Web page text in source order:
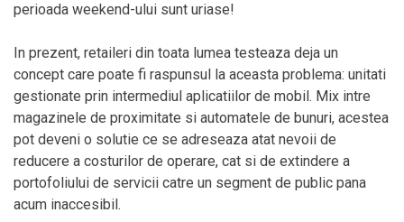
perioada weekend-ului sunt uriase!
In prezent, retaileri din toata lumea testeaza deja un
concept care poate fi raspunsul la aceasta problema: unitati
gestionate prin intermediul aplicatiilor de mobil. Mix intre
magazinele de proximitate si automatele de bunuri, acestea
pot deveni o solutie ce se adreseaza atat nevoii de
reducere a costurilor de operare, cat si de extindere a
portofoliului de servicii catre un segment de public pana
acum inaccesibil.